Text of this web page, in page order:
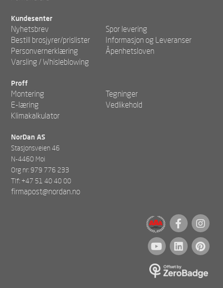
Kundesenter
Nyhetsbrev
Spor levering
Bestill brosjyrer/prislister
Informasjon og Leveranser
Personvernerklæring
Åpenhetsloven
Varsling / Whisleblowing
Proff
Montering
Tegninger
E-læring
Vedlikehold
Klimakalkulator
NorDan AS
Stasjonsveien 46
N-4460 Moi
Org nr: 979 776 233
Tlf: +47 51 40 40 00
firmapost@nordan.no